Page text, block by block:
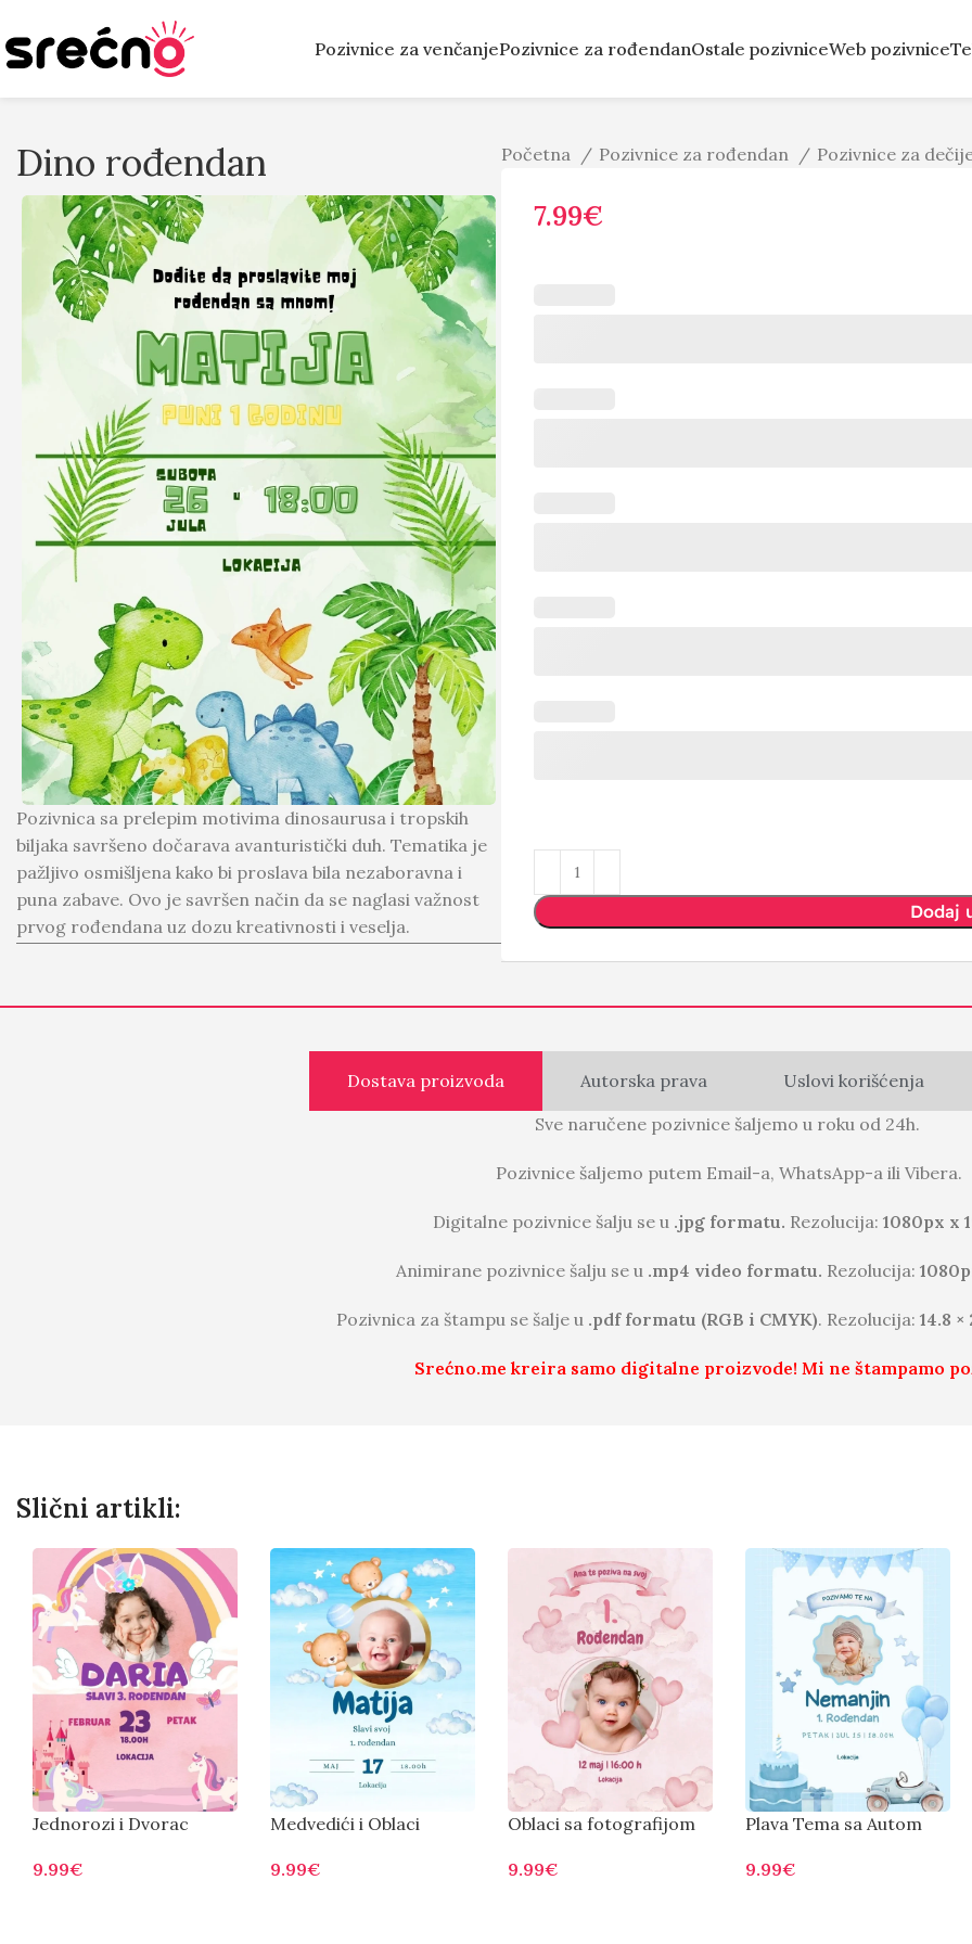
Pozivnice za venčanjePozivnice za rođendanOstale pozivniceWeb pozivnice
Dino rođendan
Pozivnica sa prelepim motivima dinosaurusa i tropskih
biljaka savršeno dočarava avanturistički duh. Tematika je
pažljivo osmišljena kako bi proslava bila nezaboravna i
puna zabave. Ovo je savršen način da se naglasi važnost
prvog rođendana uz dozu kreativnosti i veselja.
Početna Pozivnice za rođendan Pozivnice za
7.99€
Dodaj
Dostava proizvoda Autorska prava Uslovi korišćenja
Sve naručene pozivnice šaljemo u roku od 24h.
Pozivnice šaljemo putem Email-a, WhatsApp-a ili Vibera.
Digitalne pozivnice šalju se u .jpg formatu. Rezolucija: 1080px x
Animirane pozivnice šalju se u .mp4 video formatu. Rezolucija:
Pozivnica za štampu se šalje u .pdf formatu (RGB i CMYK). Rezolucija: 14.8
Srećno.me kreira samo digitalne proizvode! Mi ne štampamo
Slični artikli:
Jednorozi i Dvorac
9.99€
Medvedići i Oblaci
9.99€
Oblaci sa fotografijom
9.99€
Plava Tema sa Autom
9.99€